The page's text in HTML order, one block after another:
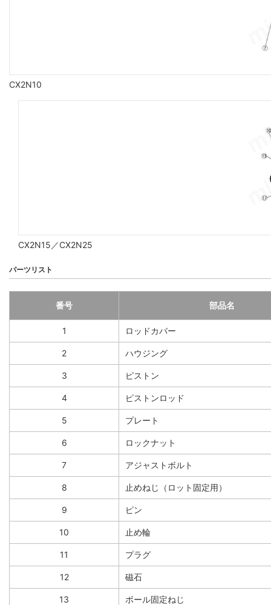
CX2N10
CX2N15／CX2N25
パーツリスト
番号 部品名
1 ロッドカバー
2 ハウジング
3 ピストン
4 ピストンロッド
5 プレート
6 ロックナット
7 アジャストボルト
8 止めねじ（ロット固定用）
9 ピン
10 止め輪
11 プラグ
12 磁石
13 ボール固定ねじ